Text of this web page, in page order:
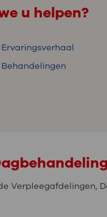
u helpen?
Ervaringsverhaal
Behandelingen
Verpleegafdelingen,